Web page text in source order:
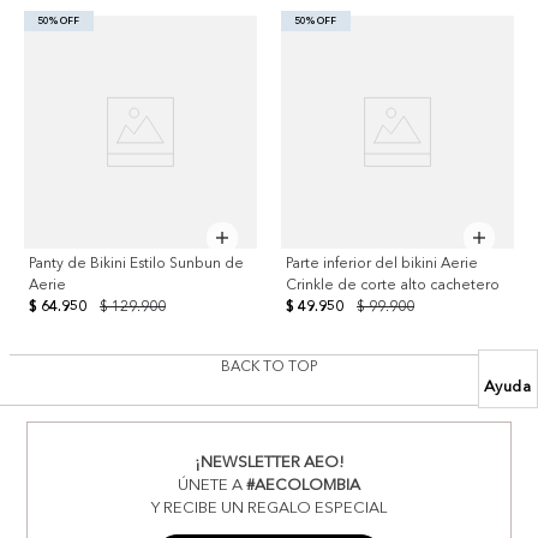
Ayuda
50% OFF
Panty de Bikini Estilo Sunbun de
Aerie
$ 129.900
$ 64.950
50% OFF
Parte inferior del bikini Aerie
Crinkle de corte alto cachetero
$ 99.900
$ 49.950
BACK TO TOP
¡NEWSLETTER AEO!
ÚNETE A#AECOLOMBIA
Y RECIBE UN REGALO ESPECIAL